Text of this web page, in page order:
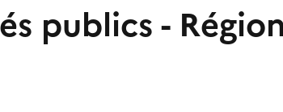
publics -